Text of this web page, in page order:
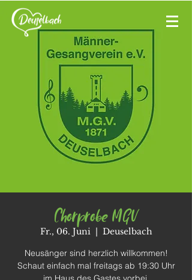
Chorprobe MGV
Fr., 06. Juni
  |
Deuselbach
Neusänger sind herzlich willkommen!
Schaut einfach mal freitags ab 19:30 Uhr